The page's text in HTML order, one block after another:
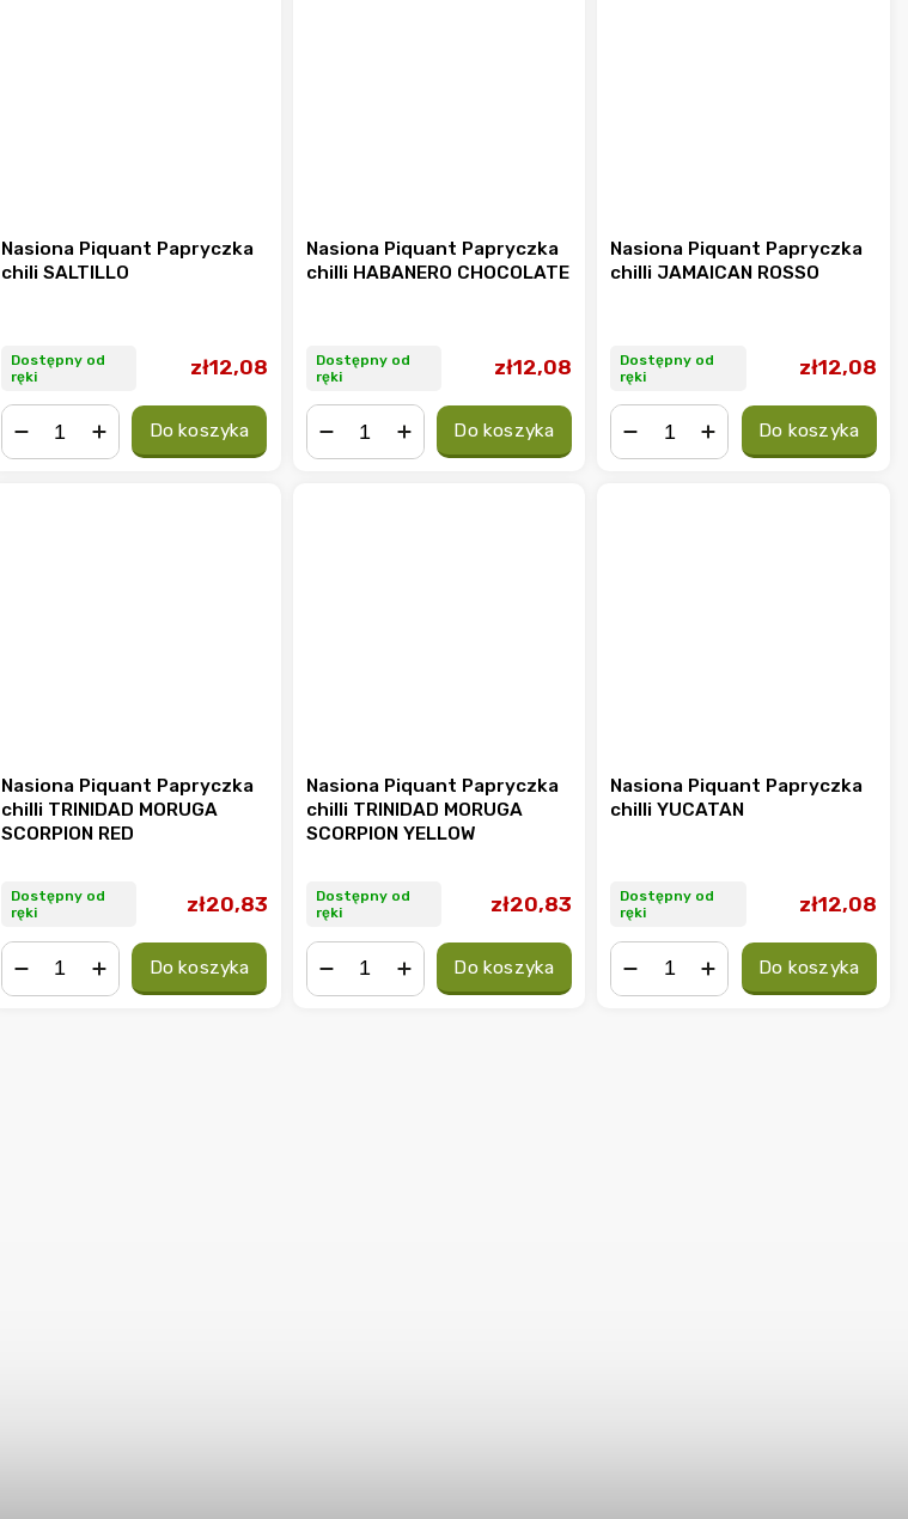
Nasiona Piquant Papryczka
chili SALTILLO
Dostępny od
ręki
zł12,08
Do koszyka
Nasiona Piquant Papryczka
chilli HABANERO CHOCOLATE
Dostępny od
ręki
zł12,08
Do koszyka
Nasiona Piquant Papryczka
chilli JAMAICAN ROSSO
Dostępny od
ręki
zł12,08
Do koszyka
Nasiona Piquant Papryczka
chilli TRINIDAD MORUGA
SCORPION RED
Dostępny od
ręki
zł20,83
Do koszyka
Nasiona Piquant Papryczka
chilli TRINIDAD MORUGA
SCORPION YELLOW
Dostępny od
ręki
zł20,83
Do koszyka
Nasiona Piquant Papryczka
chilli YUCATAN
Dostępny od
ręki
zł12,08
Do koszyka